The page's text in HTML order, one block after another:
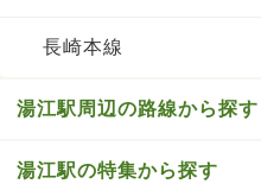
長崎本線
湯江駅周辺の路線から探す
湯江駅の特集から探す